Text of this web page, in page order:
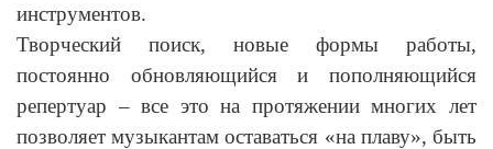
инструментов.
Творческий поиск, новые формы работы,
постоянно обновляющийся и пополняющийся
репертуар – все это на протяжении многих лет
позволяет музыкантам оставаться «на плаву», быть